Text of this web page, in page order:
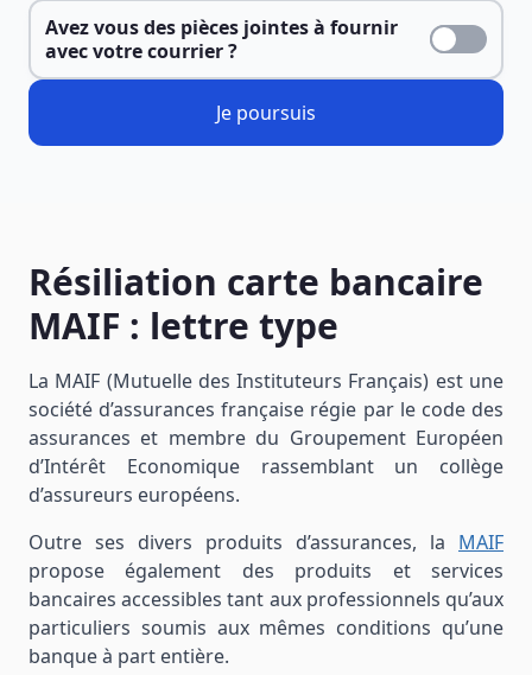
Avez vous des pièces jointes à fournir
avec votre courrier ?
Je poursuis
Résiliation carte bancaire
MAIF : lettre type
La MAIF (Mutuelle des Instituteurs Français) est une
société d’assurances française régie par le code des
assurances et membre du Groupement Européen
d’Intérêt Economique rassemblant un collège
d’assureurs européens.
Outre ses divers produits d’assurances, la MAIF
propose également des produits et services
bancaires accessibles tant aux professionnels qu’aux
particuliers soumis aux mêmes conditions qu’une
banque à part entière.